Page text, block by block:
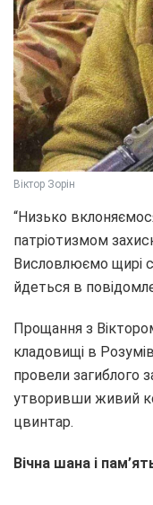
Віктор Зорін
“Низько
патріотизмом
Висловлюємо щирі
йдеться в
Прощання з
кладовищі в
провели загиблого
утворивши живий
цвинтар.
Вічна шана і